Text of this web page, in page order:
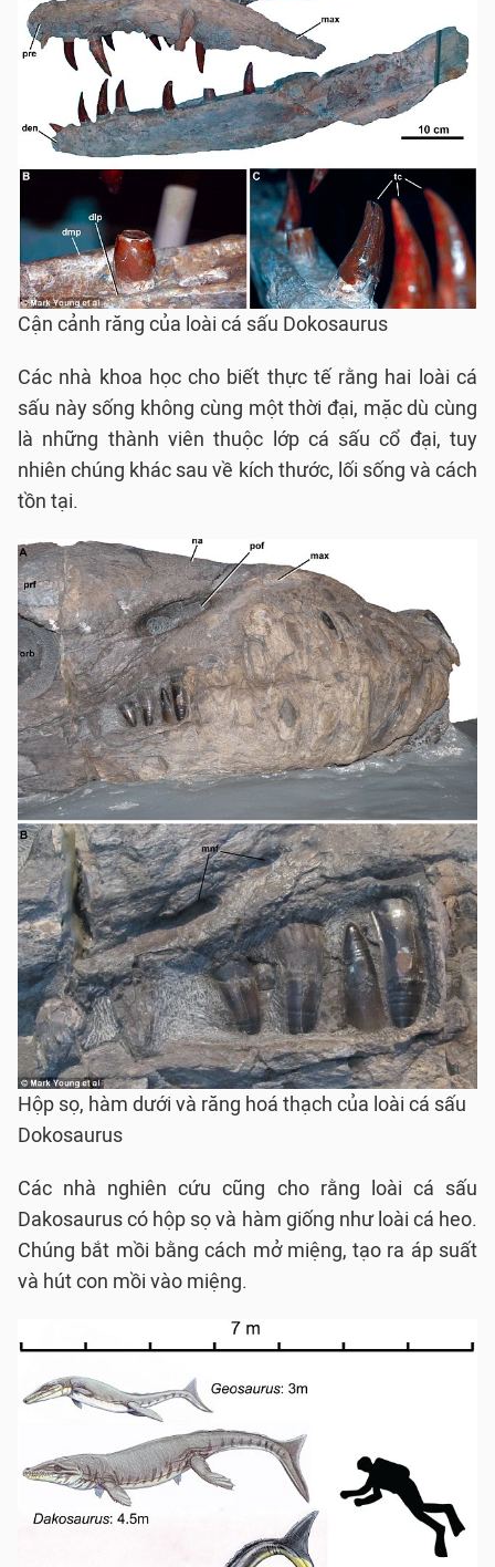
Cận cảnh răng của loài cá sấu Dokosaurus
Các nhà khoa học cho biết thực tế rằng hai loài cá
sấu này sống không cùng một thời đại, mặc dù cùng
là những thành viên thuộc lớp cá sấu cổ đại, tuy
nhiên chúng khác sau về kích thước, lối sống và cách
tồn tại.
Hộp sọ, hàm dưới và răng hoá thạch của loài cá sấu
Dokosaurus
Các nhà nghiên cứu cũng cho rằng loài cá sấu
Dakosaurus có hộp sọ và hàm giống như loài cá heo.
Chúng bắt mồi bằng cách mở miệng, tạo ra áp suất
và hút con mồi vào miệng.